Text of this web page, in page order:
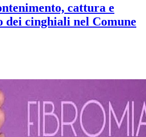
cattura e
dei cinghiali nel Comune